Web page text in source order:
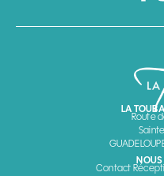
LA
Route
Contact